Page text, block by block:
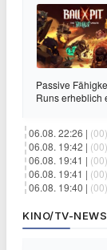
Passive
Runs erheblich
06.08. 22:26 | (00)
06.08. 19:42 | (00)
06.08. 19:41 | (00)
06.08. 19:41 | (00)
06.08. 19:40 | (00)
KINO/TV-NEWS